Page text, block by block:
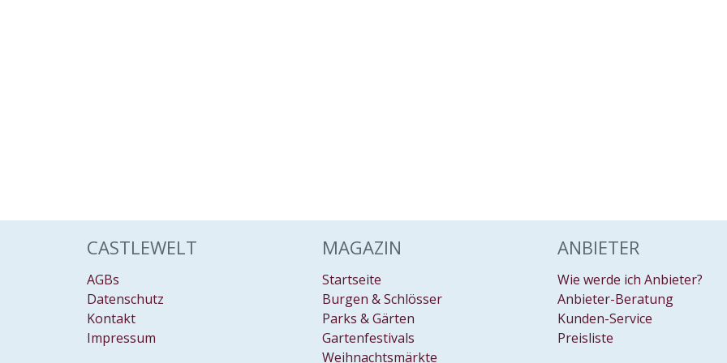
CASTLEWELT
AGBs
Datenschutz
Kontakt
Impressum
MAGAZIN
Startseite
Burgen & Schlösser
Parks & Gärten
Gartenfestivals
Weihnachtsmärkte
ANBIETER
Wie werde ich Anbieter?
Anbieter-Beratung
Kunden-Service
Preisliste